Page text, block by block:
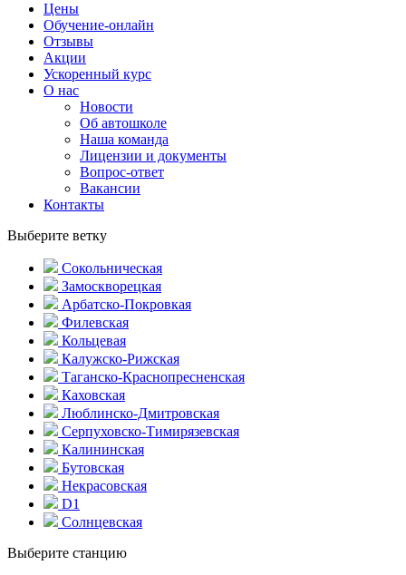
Цены
Обучение-онлайн
Отзывы
Акции
Ускоренный курс
О нас
Новости
Об автошколе
Наша команда
Лицензии и документы
Вопрос-ответ
Вакансии
Контакты
Выберите ветку
Сокольническая
Замоскворецкая
Арбатско-Покровкая
Филевская
Кольцевая
Калужско-Рижская
Таганско-Краснопресненская
Каховская
Люблинско-Дмитровская
Серпуховско-Тимирязевская
Калининская
Бутовская
Некрасовская
D1
Солнцевская
Выберите станцию